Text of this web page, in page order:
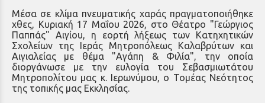
Μέσα σε κλίμα πνευματικής χαράς πραγματοποιήθηκε
χθες, Κυριακή 17 Μαΐου 2026, στο Θέατρο "Γεώργιος
Παππάς" Αιγίου, η εορτή λήξεως των Κατηχητικών
Σχολείων της Ιεράς Μητροπόλεως Καλαβρύτων και
Αιγιαλείας με θέμα "Αγάπη & Φιλία", την οποία
διοργάνωσε με την ευλογία του Σεβασμιωτάτου
Μητροπολίτου μας κ. Ιερωνύμου, ο Τομέας Νεότητος
της τοπικής μας Εκκλησίας.